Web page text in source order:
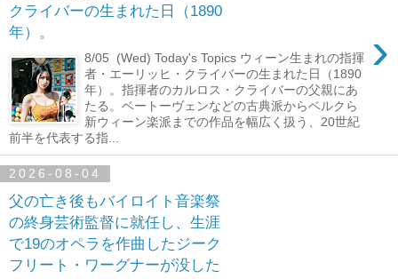
クライバーの生まれた日（1890
年）。
›
8/05 (Wed) Today's Topics ウィーン生まれの指揮
者・エーリッヒ・クライバーの生まれた日（1890
年）。指揮者のカルロス・クライバーの父親にあ
たる。ベートーヴェンなどの古典派からベルクら
新ウィーン楽派までの作品を幅広く扱う、20世紀
前半を代表する指...
2026-08-04
父の亡き後もバイロイト音楽祭
の終身芸術監督に就任し、生涯
で19のオペラを作曲したジーク
フリート・ワーグナーが没した